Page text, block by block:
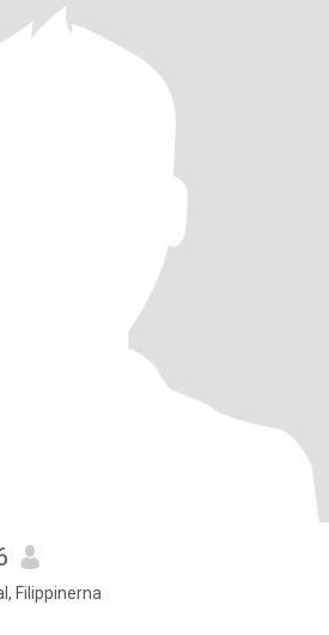
Filippinerna